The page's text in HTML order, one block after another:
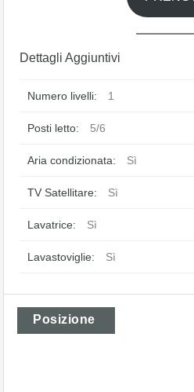
Dettagli Aggiuntivi
Numero livelli: 1
Posti letto: 5/6
Aria condizionata: Sì
TV Satellitare: Sì
Lavatrice: Sì
Lavastoviglie: Sì
Posizione